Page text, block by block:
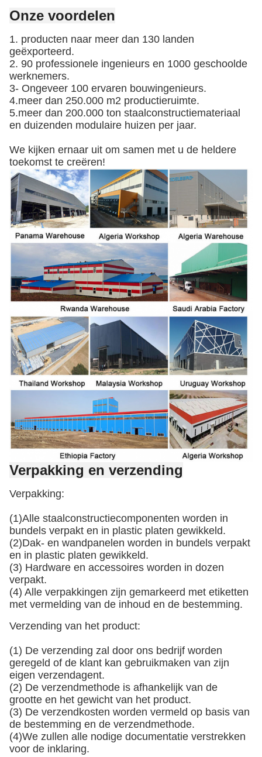
Onze voordelen
1. producten naar meer dan 130 landen
geëxporteerd.
2. 90 professionele ingenieurs en 1000 geschoolde
werknemers.
3- Ongeveer 100 ervaren bouwingenieurs.
4.meer dan 250.000 m2 productieruimte.
5.meer dan 200.000 ton staalconstructiemateriaal
en duizenden modulaire huizen per jaar.
We kijken ernaar uit om samen met u de heldere
toekomst te creëren!
Verpakking en verzending
Verpakking:
(1)Alle staalconstructiecomponenten worden in
bundels verpakt en in plastic platen gewikkeld.
(2)Dak- en wandpanelen worden in bundels verpakt
en in plastic platen gewikkeld.
(3) Hardware en accessoires worden in dozen
verpakt.
(4) Alle verpakkingen zijn gemarkeerd met etiketten
met vermelding van de inhoud en de bestemming.
Verzending van het product:
(1) De verzending zal door ons bedrijf worden
geregeld of de klant kan gebruikmaken van zijn
eigen verzendagent.
(2) De verzendmethode is afhankelijk van de
grootte en het gewicht van het product.
(3) De verzendkosten worden vermeld op basis van
de bestemming en de verzendmethode.
(4)We zullen alle nodige documentatie verstrekken
voor de inklaring.